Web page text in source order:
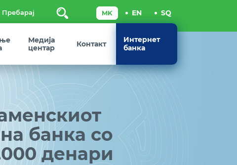
Пребарај
Медија
центар
Контакт
Интернет
банка
банка со
денари